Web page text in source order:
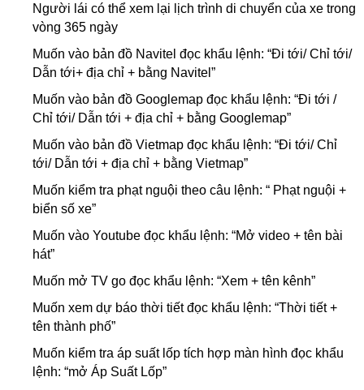
Người lái có thể xem lại lịch trình di chuyển của xe trong
vòng 365 ngày
Muốn vào bản đồ Navitel đọc khẩu lệnh: “Đi tới/ Chỉ tới/
Dẫn tới+ địa chỉ + bằng Navitel”
Muốn vào bản đồ Googlemap đọc khẩu lệnh: “Đi tới /
Chỉ tới/ Dẫn tới + địa chỉ + bằng Googlemap”
Muốn vào bản đồ Vietmap đọc khẩu lệnh: “Đi tới/ Chỉ
tới/ Dẫn tới + địa chỉ + bằng Vietmap”
Muốn kiểm tra phạt nguội theo câu lệnh: “ Phạt nguội +
biển số xe”
Muốn vào Youtube đọc khẩu lệnh: “Mở video + tên bài
hát”
Muốn mở TV go đọc khẩu lệnh: “Xem + tên kênh”
Muốn xem dự báo thời tiết đọc khẩu lệnh: “Thời tiết +
tên thành phố”
Muốn kiểm tra áp suất lốp tích hợp màn hình đọc khẩu
lệnh: “mở Áp Suất Lốp”